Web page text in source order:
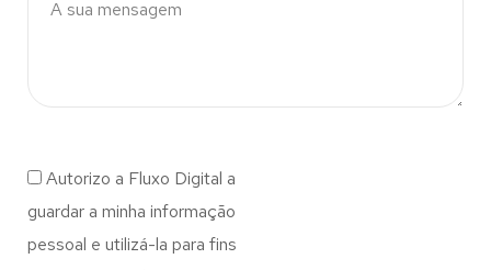
Autorizo a Fluxo Digital a
guardar a minha informação
pessoal e utilizá-la para fins